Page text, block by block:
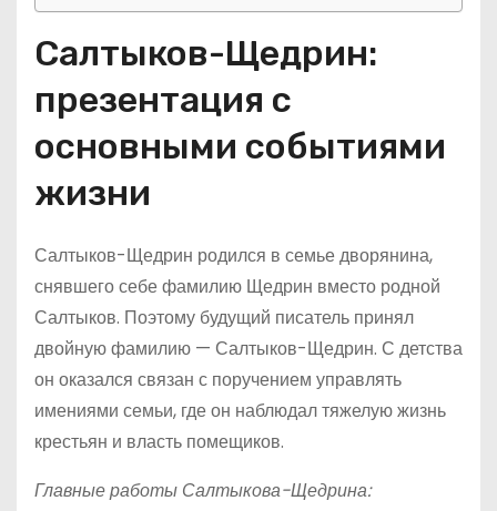
Салтыков-Щедрин:
презентация с
основными событиями
жизни
Салтыков-Щедрин родился в семье дворянина,
снявшего себе фамилию Щедрин вместо родной
Салтыков. Поэтому будущий писатель принял
двойную фамилию — Салтыков-Щедрин. С детства
он оказался связан с поручением управлять
имениями семьи, где он наблюдал тяжелую жизнь
крестьян и власть помещиков.
Главные работы Салтыкова-Щедрина: